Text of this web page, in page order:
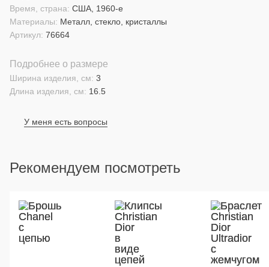
Материалы: Металл, стекло, кристаллы
Время, страна: США, 1960-е
Артикул: 76664
Подробнее о размере
Длина изделия, см: 16.5
Ширина изделия, см: 3
У меня есть вопросы
Рекомендуем посмотреть